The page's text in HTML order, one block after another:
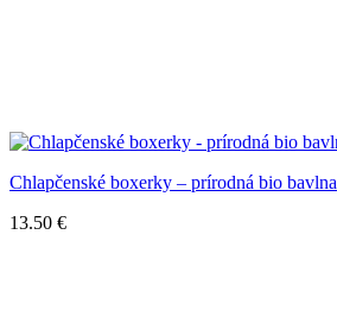
Chlapčenské boxerky – prírodná bio bavlna
13.50 €